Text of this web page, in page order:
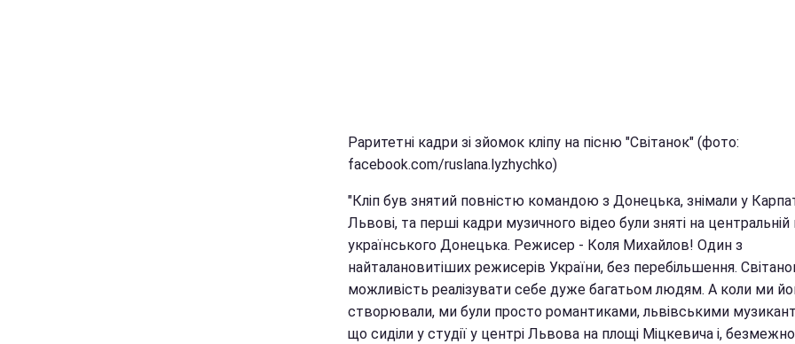
Раритетні кадри зі зйомок кліпу на пісню "Світанок" (фото:
facebook.com/ruslana.lyzhychko)
"Кліп був знятий повністю командою з Донецька, знімали у
Львові, та перші кадри музичного відео були зняті на центральній
українського Донецька. Режисер - Коля Михайлов! Один з
найталановитіших режисерів України, без перебільшення.
можливість реалізувати себе дуже багатьом людям. А коли ми
створювали, ми були просто романтиками, львівськими
що сиділи у студії у центрі Львова на площі Міцкевича і, безмежно